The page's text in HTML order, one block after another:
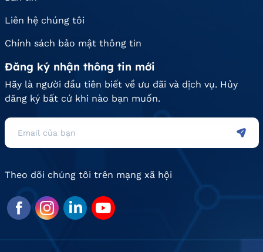
Liên hệ chúng tôi
Chính sách bảo mật thông tin
Đăng ký nhận thông tin mới
Hãy là người đầu tiên biết về ưu đãi và dịch vụ. Hủy
đăng ký bất cứ khi nào bạn muốn.
Theo dõi chúng tôi trên mạng xã hội